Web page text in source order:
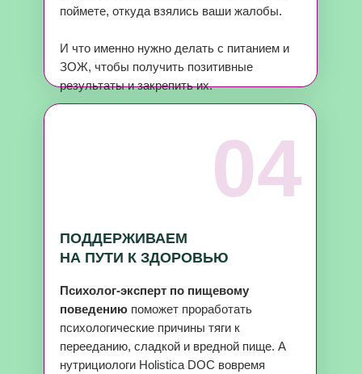
поймете, откуда взялись ваши жалобы.
И что именно нужно делать с питанием и
ЗОЖ, чтобы получить позитивные
результаты и закрепить их.
04
ПОДДЕРЖИВАЕМ
НА ПУТИ К ЗДОРОВЬЮ
Психолог-эксперт по пищевому
поведению поможет проработать
психологические причины тяги к
перееданию, сладкой и вредной пище. А
нутрициологи Holistica DOC вовремя